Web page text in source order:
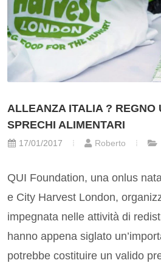
ALLEANZA ITALIA ? REGNO
SPRECHI ALIMENTARI
17/01/2017 Roberto
QUI Foundation, una onlus
e City Harvest London,
impegnata nelle attività di
hanno appena siglato
potrebbe costituire un valido